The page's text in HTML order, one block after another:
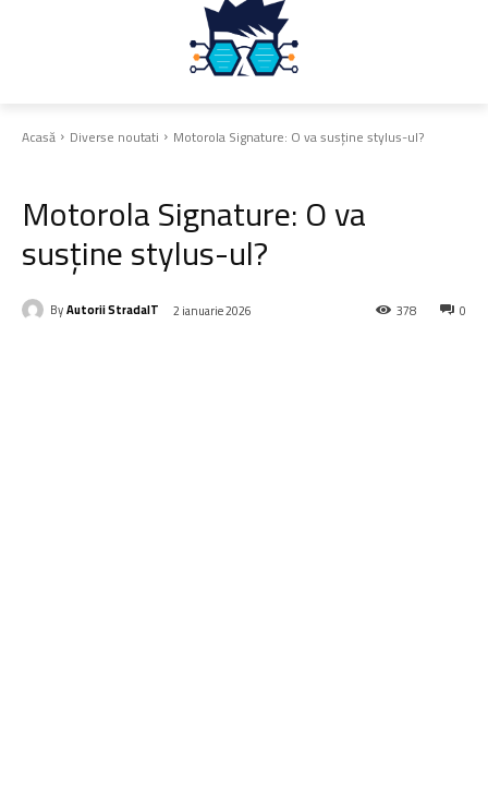
Acasă Diverse noutati Motorola Signature: O va susține stylus-ul?
Motorola Signature: O va
susține stylus-ul?
ByAutorii StradaIT 2 ianuarie 2026 0
378